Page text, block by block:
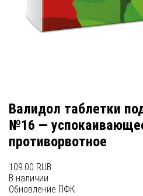
Валидол таблетки
№16 —
противорвотное
109.00 RUB
В наличии
Обновление ПФК